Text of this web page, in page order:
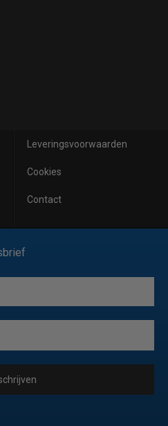
Leveringsvoorwaarden
Cookies
Contact